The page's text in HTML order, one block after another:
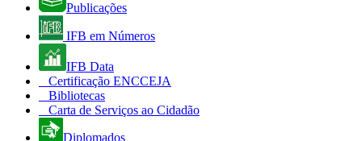
Publicações
IFB em Números
IFB Data
Certificação ENCCEJA
Bibliotecas
Carta de Serviços ao Cidadão
Diplomados